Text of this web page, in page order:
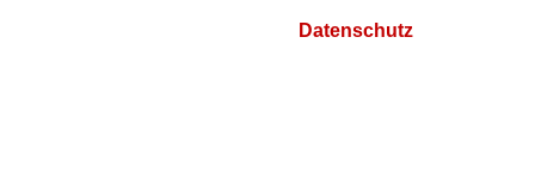
Datenschutz